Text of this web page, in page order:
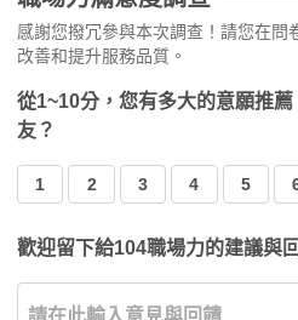
感謝您撥冗參與本次調查！請您在問
改善和提升服務品質。
從1~10分，您有多大的意願推
友？
1 2 3 4 5
歡迎留下給104職場力的建議與